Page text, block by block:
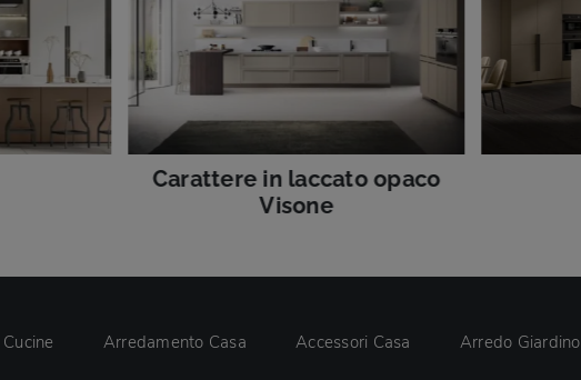
Carattere in laccato opaco
Visone
Cucine Arredamento Casa Accessori Casa Arredo Giardino